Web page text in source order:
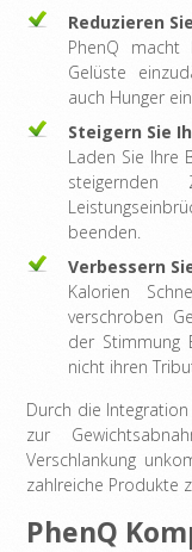
Reduzieren
PhenQ macht
Gelüste
auch Hunger
Steigern Sie
Laden Sie Ihre
beenden.
Verbessern
Kalorien
verschroben
der Stimmung
nicht ihren
Durch die
zur
Verschlankung
zahlreiche Produkte
PhenQ